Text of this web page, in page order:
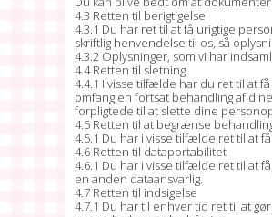
4.3 Retten til berigtigelse
4.3.1 Du har ret til at få urigtige
skriftlig henvendelse til os, så
4.3.2 Oplysninger, som vi har
4.4 Retten til sletning
4.4.1 I visse tilfælde har du ret til at
omfang en fortsat behandling af
forpligtede til at slette dine
4.5 Retten til at begrænse
4.5.1 Du har i visse tilfælde ret til at
4.6 Retten til dataportabilitet
4.6.1 Du har i visse tilfælde ret til at
en anden dataansvarlig.
4.7 Retten til indsigelse
4.7.1 Du har til enhver tid ret til at